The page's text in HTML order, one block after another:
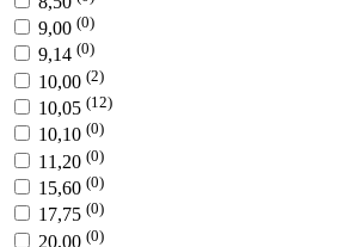
9,00 (0)
9,14 (0)
10,00 (2)
10,05 (12)
10,10 (0)
11,20 (0)
15,60 (0)
17,75 (0)
20,00 (0)